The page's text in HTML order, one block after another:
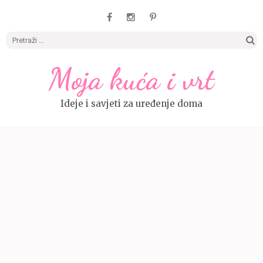
Moja kuća i vrt
Ideje i savjeti za uređenje doma